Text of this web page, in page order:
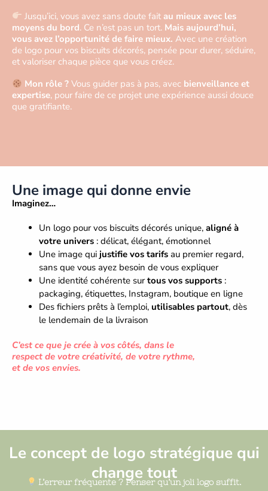
Jusqu’ici, vous avez sans doute faitau mieux avec les
moyens du bord. Ce n’est pas un tort. Mais aujourd’hui,
vous avez l’opportunité de faire mieux. Avec une création
de logo pour vos biscuits décorés, pensée pour durer, séduire,
et valoriser chaque pièce que vous créez.
Mon rôle ? Vous guider pas à pas, avec bienveillance et
expertise, pour faire de ce projet une expérience aussi douce
que gratifiante.
Une image qui donne envie
Imaginez…
Un logo pour vos biscuits décorés unique, aligné à
votre univers : délicat, élégant, émotionnel
Une image qui justifie vos tarifs au premier regard,
sans que vous ayez besoin de vous expliquer
Une identité cohérente surtous vos supports :
packaging, étiquettes, Instagram, boutique en ligne
Des fichiers prêts à l’emploi, utilisables partout, dès
le lendemain de la livraison
C’est ce que je crée à vos côtés, dans le
respect de votre créativité, de votre rythme,
et de vos envies.
Le concept de logo stratégique qui
change tout
L’erreur fréquente ? Penser qu’un joli logo suffit.